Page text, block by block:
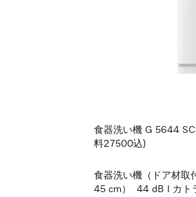
食器洗い機 G 5644
料27500込)
食器洗い機（ドア材取
45 cm） 44 dB I カト